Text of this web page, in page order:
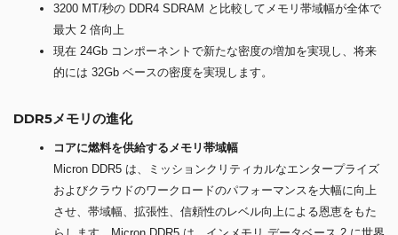
3200 MT/秒の DDR4 SDRAM と比較してメモリ帯域幅が全体で
最大 2 倍向上
現在 24Gb コンポーネントで新たな密度の増加を実現し、将来
的には 32Gb ベースの密度を実現します。
DDR5メモリの進化
コアに燃料を供給するメモリ帯域幅
Micron DDR5 は、ミッションクリティカルなエンタープライズ
およびクラウドのワークロードのパフォーマンスを大幅に向上
させ、帯域幅、拡張性、信頼性のレベル向上による恩恵をもた